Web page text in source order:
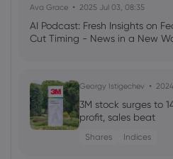
Ava Grace 2025 Jul 03, 08:35
AI Podcast: Fresh Insights on
Cut Timing - News in a New
Georgy Istigechev
3M stock surges to
profit, sales beat
Shares Indices